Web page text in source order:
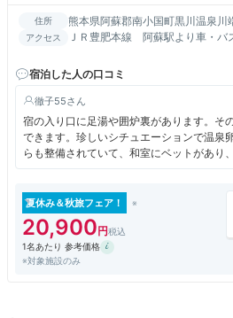
住所 熊本県阿蘇郡南小国町黒川温泉川
アクセス ＪＲ豊肥本線 阿蘇駅より車・バ
宿泊した人の口コミ
徹子55
宿の入り口に足湯や囲炉裏があります。そ
できます。珍しいシチュエーションで温泉
らも整備されていて、和室にベットがあり
呂の種類も多く、充実しています。
夏休み＆秋旅フェア！
20,900
1名あたり 参考価格
※対象施設のみ